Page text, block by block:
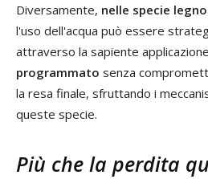
Diversamente, nelle specie
l'uso dell'acqua può essere
attraverso la sapiente
programmato senza
la resa finale, sfruttando i
queste specie.
Più che la perdita